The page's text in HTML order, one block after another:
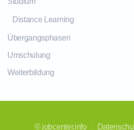
Distance Learning
Übergangsphasen
Umschulung
Weiterbildung
© jobcenter.info